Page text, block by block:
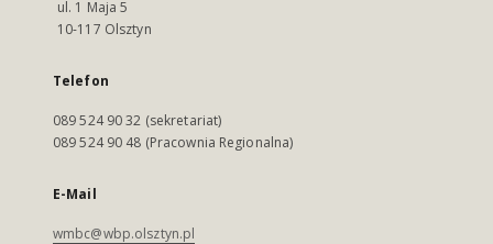
ul. 1 Maja 5
10-117 Olsztyn
Telefon
089 524 90 32 (sekretariat)
089 524 90 48 (Pracownia Regionalna)
E-Mail
wmbc@wbp.olsztyn.pl